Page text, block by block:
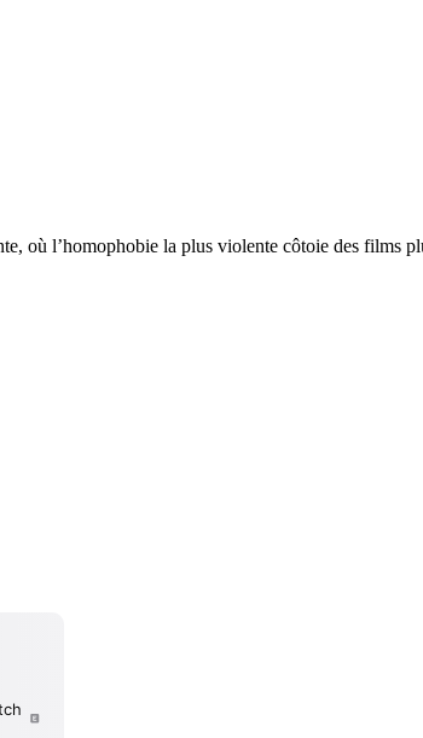
où l’homophobie la plus violente côtoie des films